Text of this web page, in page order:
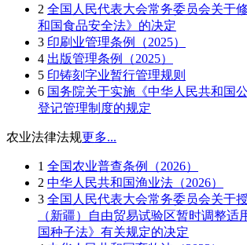
2 全国人民代表大会常务委员会关于
和国食品安全法》的决定
3 印刷业管理条例（2025）
4 出版管理条例（2025）
5 印铸刻字业暂行管理规则
6 国务院关于实施《中华人民共和国
登记管理制度的规定
农业法律法规更多...
1 全国农业普查条例（2026）
2 中华人民共和国渔业法（2026）
3 全国人民代表大会常务委员会关于
（新疆）自由贸易试验区暂时调整适
国种子法》有关规定的决定